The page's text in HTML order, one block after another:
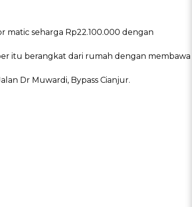
matic seharga Rp22.100.000 dengan
itu berangkat dari rumah dengan membawa
Dr Muwardi, Bypass Cianjur.